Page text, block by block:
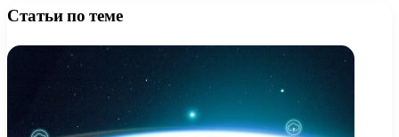
Статьи по теме